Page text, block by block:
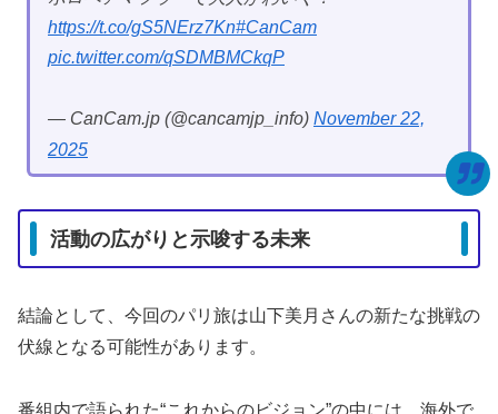
https://t.co/gS5NErz7Kn#CanCam
pic.twitter.com/qSDMBMCkqP
— CanCam.jp (@cancamjp_info) November 22,
2025
活動の広がりと示唆する未来
結論として、今回のパリ旅は山下美月さんの新たな挑戦の
伏線となる可能性があります。
番組内で語られた“これからのビジョン”の中には、海外で